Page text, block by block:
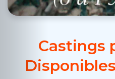
SHEIN
Casting
Sabritas
Castings